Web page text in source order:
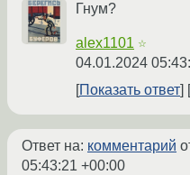
Гнум?
alex1101 ☆
04.01.2024
Показать ответ
Ответ на: комментарий
05:43:21 +00:00